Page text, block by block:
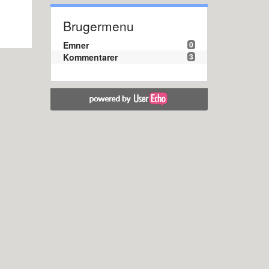
Brugermenu
0
Emner
3
Kommentarer